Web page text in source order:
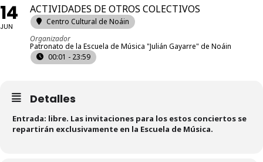
14
JUN
ACTIVIDADES DE OTROS COLECTIVOS
Centro Cultural de Noáin
Organizador
Patronato de la Escuela de Música "Julián Gayarre" de Noáin
00:01 - 23:59
Detalles
Entrada: libre. Las invitaciones para los estos conciertos se
repartirán exclusivamente en la Escuela de Música.